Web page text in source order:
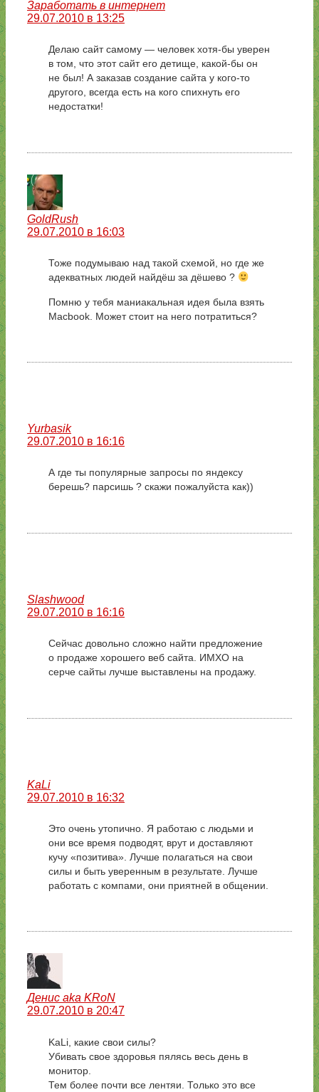
Заработать в интернет
29.07.2010 в 13:25
Делаю сайт самому — человек хотя-бы уверен
в том, что этот сайт его детище, какой-бы он
не был! А заказав создание сайта у кого-то
другого, всегда есть на кого спихнуть его
недостатки!
GoldRush
29.07.2010 в 16:03
Тоже подумываю над такой схемой, но где же
адекватных людей найдёш за дёшево ?
Помню у тебя маниакальная идея была взять
Macbook. Может стоит на него потратиться?
Yurbasik
29.07.2010 в 16:16
А где ты популярные запросы по яндексу
берешь? парсишь ? скажи пожалуйста как))
Slashwood
29.07.2010 в 16:16
Сейчас довольно сложно найти предложение
о продаже хорошего веб сайта. ИМХО на
серче сайты лучше выставлены на продажу.
KaLi
29.07.2010 в 16:32
Это очень утопично. Я работаю с людьми и
они все время подводят, врут и доставляют
кучу «позитива». Лучше полагаться на свои
силы и быть уверенным в результате. Лучше
работать с компами, они приятней в общении.
Денис aka KRoN
29.07.2010 в 20:47
KaLi, какие свои силы?
Убивать свое здоровья пялясь весь день в
монитор.
Тем более почти все лентяи. Только это все